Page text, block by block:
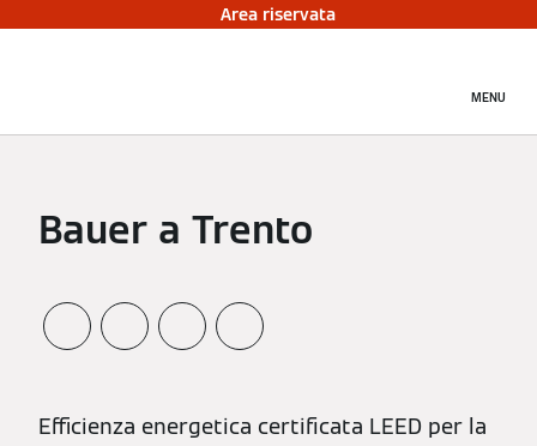
Area riservata
MENU
Bauer a Trento
Efficienza energetica certificata LEED per la